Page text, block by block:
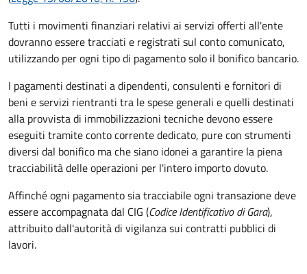
Tutti i movimenti finanziari relativi ai servizi offerti all'ente
dovranno essere tracciati e registrati sul conto comunicato,
utilizzando per ogni tipo di pagamento solo il bonifico bancario.
I pagamenti destinati a dipendenti, consulenti e fornitori di
beni e servizi rientranti tra le spese generali e quelli destinati
alla provvista di immobilizzazioni tecniche devono essere
eseguiti tramite conto corrente dedicato, pure con strumenti
diversi dal bonifico ma che siano idonei a garantire la piena
tracciabilità delle operazioni per l'intero importo dovuto.
Affinché ogni pagamento sia tracciabile ogni transazione deve
essere accompagnata dal CIG (Codice Identificativo di Gara),
attribuito dall'autorità di vigilanza sui contratti pubblici di
lavori.